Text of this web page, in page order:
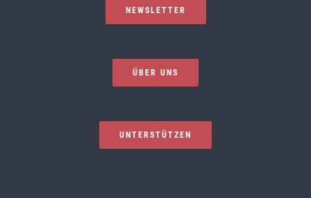
NEWSLETTER
ÜBER UNS
UNTERSTÜTZEN